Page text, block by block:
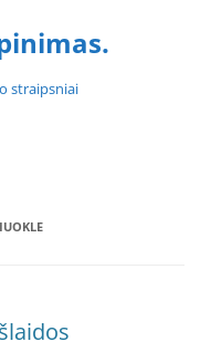
straipsniai